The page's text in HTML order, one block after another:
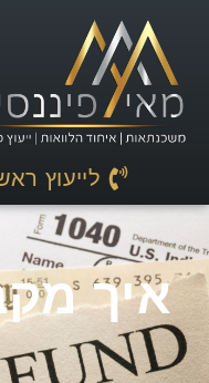
לייעוץ
איך